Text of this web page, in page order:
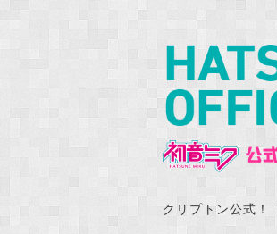
クリプトン公式！